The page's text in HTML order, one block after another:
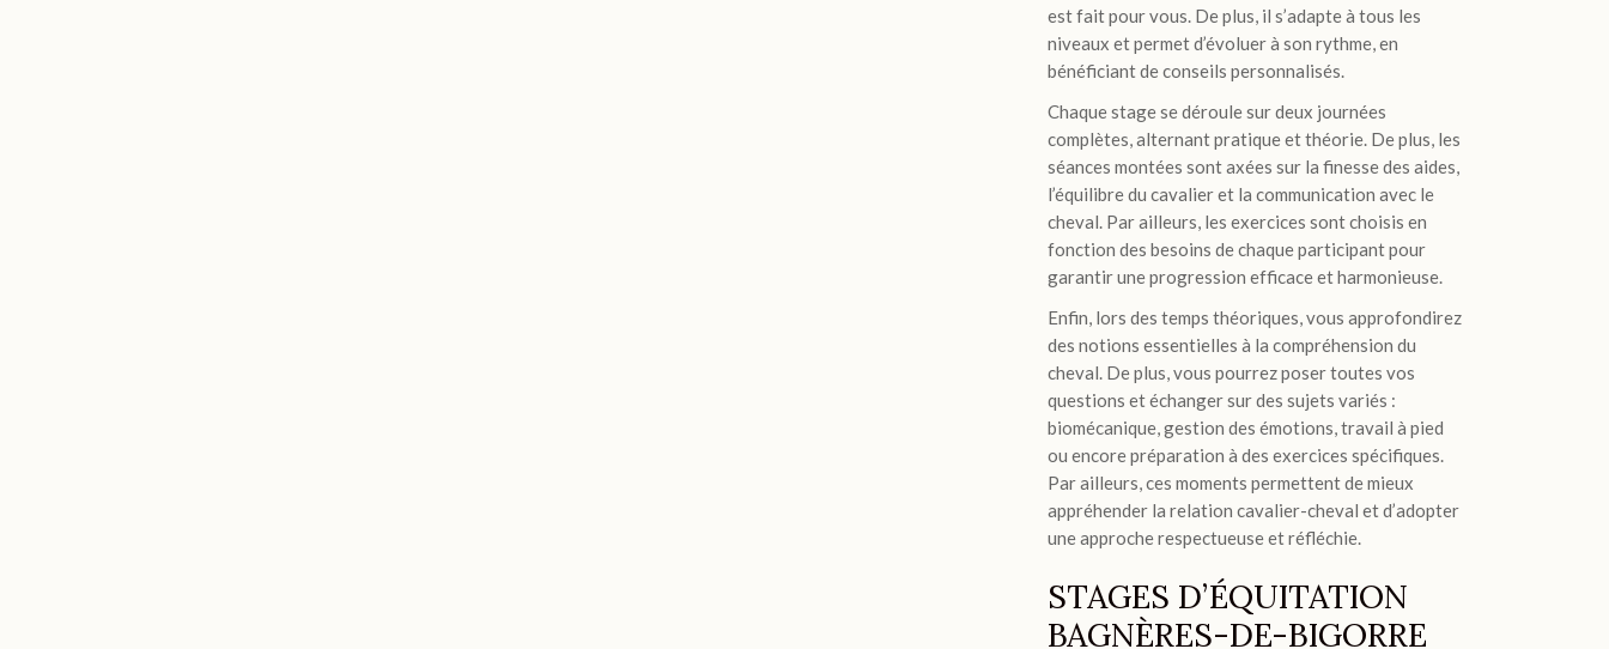
est fait pour vous. De plus, il s’adapte à tous les
niveaux et permet d’évoluer à son rythme, en
bénéficiant de conseils personnalisés.
Chaque stage se déroule sur deux journées
complètes, alternant pratique et théorie. De plus, les
séances montées sont axées sur la finesse des aides,
l’équilibre du cavalier et la communication avec le
cheval. Par ailleurs, les exercices sont choisis en
fonction des besoins de chaque participant pour
garantir une progression efficace et harmonieuse.
Enfin, lors des temps théoriques, vous approfondirez
des notions essentielles à la compréhension du
cheval. De plus, vous pourrez poser toutes vos
questions et échanger sur des sujets variés :
biomécanique, gestion des émotions, travail à pied
ou encore préparation à des exercices spécifiques.
Par ailleurs, ces moments permettent de mieux
appréhender la relation cavalier-cheval et d’adopter
une approche respectueuse et réfléchie.
STAGES D’ÉQUITATION
BAGNÈRES-DE-BIGORRE